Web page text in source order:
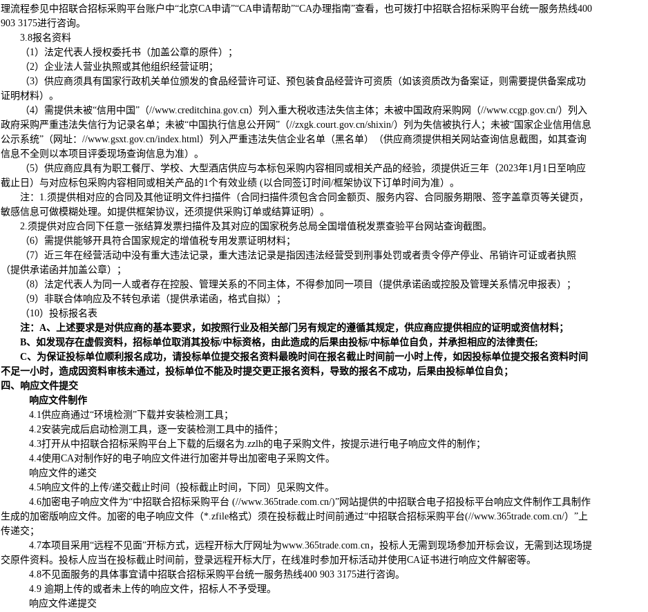
理流程参见中招联合招标采购平台账户中“北京CA申请”“CA申请帮助”“CA办理指南”查看，也可拨打中招联合招标采购平台统一服务热线400
903 3175进行咨询。
3.8报名资料
（1）法定代表人授权委托书（加盖公章的原件）；
（2）企业法人营业执照或其他组织经营证明；
（3）供应商须具有国家行政机关单位颁发的食品经营许可证、预包装食品经营许可资质（如该资质改为备案证，则需要提供备案成功
证明材料）。
（4）需提供未被“信用中国”（//www.creditchina.gov.cn）列入重大税收违法失信主体；未被中国政府采购网（//www.ccgp.gov.cn/）列入
政府采购严重违法失信行为记录名单；未被“中国执行信息公开网”（//zxgk.court.gov.cn/shixin/）列为失信被执行人；未被“国家企业信用信息
公示系统”（网址：//www.gsxt.gov.cn/index.html）列入严重违法失信企业名单（黑名单）（供应商须提供相关网站查询信息截图，如其查询
信息不全则以本项目评委现场查询信息为准）。
（5）供应商应具有为职工餐厅、学校、大型酒店供应与本标包采购内容相同或相关产品的经验，须提供近三年（2023年1月1日至响应
截止日）与对应标包采购内容相同或相关产品的1个有效业绩 (以合同签订时间/框架协议下订单时间为准）。
注：1.须提供相对应的合同及其他证明文件扫描件（合同扫描件须包含合同金额页、服务内容、合同服务期限、签字盖章页等关键页，
敏感信息可做模糊处理。如提供框架协议，还须提供采购订单或结算证明）。
2.须提供对应合同下任意一张结算发票扫描件及其对应的国家税务总局全国增值税发票查验平台网站查询截图。
（6）需提供能够开具符合国家规定的增值税专用发票证明材料；
（7）近三年在经营活动中没有重大违法记录，重大违法记录是指因违法经营受到刑事处罚或者责令停产停业、吊销许可证或者执照
（提供承诺函并加盖公章）；
（8）法定代表人为同一人或者存在控股、管理关系的不同主体，不得参加同一项目（提供承诺函或控股及管理关系情况申报表）；
（9）非联合体响应及不转包承诺（提供承诺函，格式自拟）；
（10）投标报名表
注：A、上述要求是对供应商的基本要求，如按照行业及相关部门另有规定的遵循其规定，供应商应提供相应的证明或资信材料；
B、如发现存在虚假资料，招标单位取消其投标/中标资格，由此造成的后果由投标/中标单位自负，并承担相应的法律责任;
C、为保证投标单位顺利报名成功，请投标单位提交报名资料最晚时间在报名截止时间前一小时上传，如因投标单位提交报名资料时间
不足一小时，造成因资料审核未通过，投标单位不能及时提交更正报名资料，导致的报名不成功，后果由投标单位自负；
四、响应文件提交
响应文件制作
4.1供应商通过“环境检测”下载并安装检测工具；
4.2安装完成后启动检测工具，逐一安装检测工具中的插件；
4.3打开从中招联合招标采购平台上下载的后缀名为.zzlh的电子采购文件，按提示进行电子响应文件的制作；
4.4使用CA对制作好的电子响应文件进行加密并导出加密电子采购文件。
响应文件的递交
4.5响应文件的上传/递交截止时间（投标截止时间，下同）见采购文件。
4.6加密电子响应文件为“中招联合招标采购平台 (//www.365trade.com.cn/)”网站提供的中招联合电子招投标平台响应文件制作工具制作
生成的加密版响应文件。加密的电子响应文件（*.zfile格式）须在投标截止时间前通过“中招联合招标采购平台(//www.365trade.com.cn/）”上
传递交；
4.7本项目采用“远程不见面”开标方式，远程开标大厅网址为www.365trade.com.cn，投标人无需到现场参加开标会议，无需到达现场提
交原件资料。投标人应当在投标截止时间前，登录远程开标大厅，在线准时参加开标活动并使用CA证书进行响应文件解密等。
4.8不见面服务的具体事宜请中招联合招标采购平台统一服务热线400 903 3175进行咨询。
4.9 逾期上传的或者未上传的响应文件，招标人不予受理。
响应文件递提交